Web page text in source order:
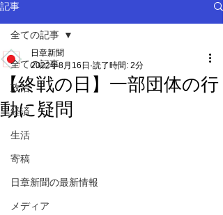
記事
全ての記事
政治
経済
生活
寄稿
日章新聞の最新情報
メディア
全ての記事
【終戦の日】一部団体の行
動に疑問
日章新聞
2022年8月16日 読了時間: 2分